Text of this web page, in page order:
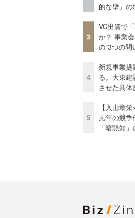
的な壁」の
3
VC出資で
か？ 事業
の“3つの問
4
新規事業
る。大東
させた具体
5
【入山章
元年の競争
「暗黙知